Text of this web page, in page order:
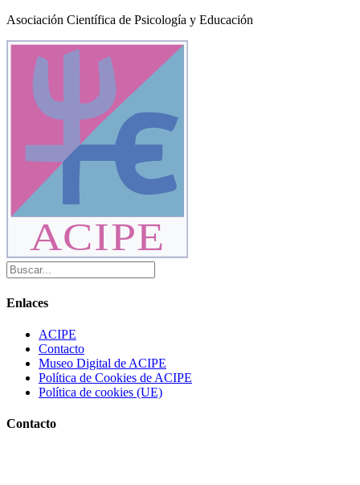
Asociación Científica de Psicología y Educación
ACIPE
Enlaces
ACIPE
Contacto
Museo Digital de ACIPE
Política de Cookies de ACIPE
Política de cookies (UE)
Contacto